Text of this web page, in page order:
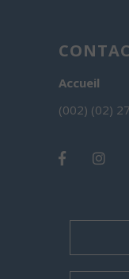
Accueil
(002) (02)